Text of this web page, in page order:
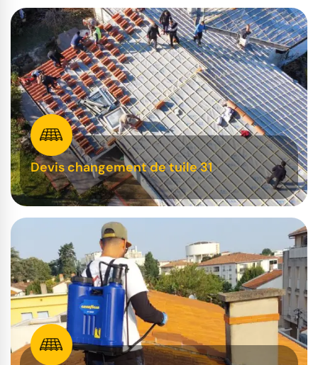
Devis changement de tuile 31